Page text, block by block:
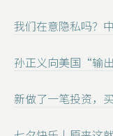
我们在意隐私吗？
孙正义向美国“输
新做了一笔投资，